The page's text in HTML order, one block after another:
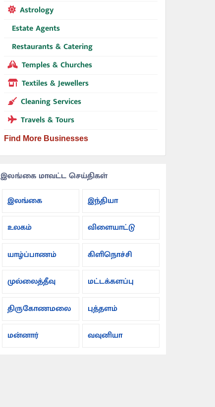
Astrology
Estate Agents
Restaurants & Catering
Temples & Churches
Textiles & Jewellers
Cleaning Services
Travels & Tours
Find More Businesses
இலங்கை மாவட்ட செய்திகள்
இலங்கை
இந்தியா
உலகம் விளையாட்டு
யாழ்ப்பாணம் கிளிநொச்சி
முல்லைத்தீவு மட்டக்களப்பு
திருகோணமலை புத்தளம்
மன்னார் வவுனியா